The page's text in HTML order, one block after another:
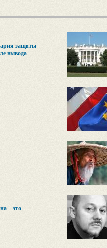
защиты
вывода
– это